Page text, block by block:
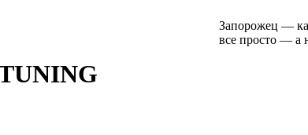
Запорожец —
все просто — а